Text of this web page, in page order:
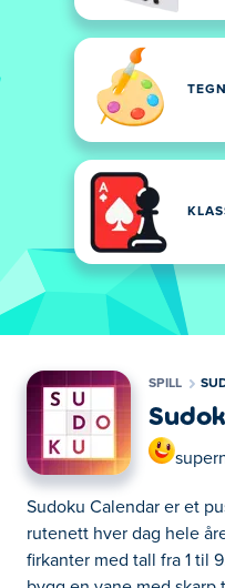
SPILL
Sudoku Calendar er et
rutenett hver dag hele
firkanter med tall fra 1 til